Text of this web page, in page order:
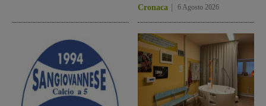
Cronaca 6 Agosto 2026